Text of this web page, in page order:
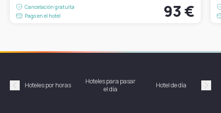
Cancelación gratuita
Pago en el hotel
93 €
Précédent
Hoteles por horas
Hoteles para pasar
el día
Hotel de día